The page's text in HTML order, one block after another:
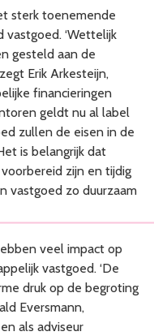
sterk toenemende
vastgoed. ‘Wettelijk
gesteld aan de
Erik Arkesteijn,
financieringen
geldt nu al label
zullen de eisen in de
is belangrijk dat
zijn en tijdig
vastgoed zo duurzaam
veel impact op
vastgoed. ‘De
druk op de begroting
Eversmann,
als adviseur